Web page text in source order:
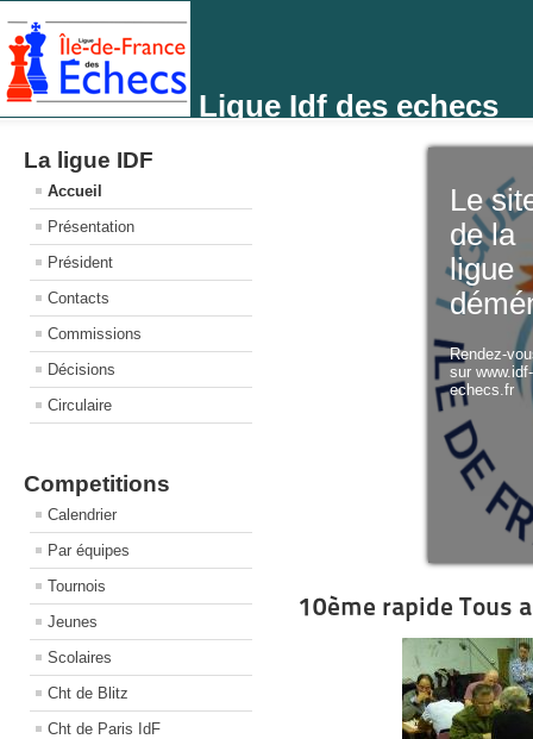
Ligue Idf des echecs
La ligue IDF
Accueil
Présentation
Président
Contacts
Commissions
Décisions
Circulaire
Competitions
Calendrier
Par équipes
Tournois
Jeunes
Scolaires
Cht de Blitz
Cht de Paris IdF
Le
de la
ligue
Rendez-
sur
echecs.fr
10ème rapide Tous